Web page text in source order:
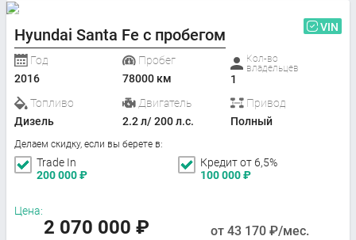
Hyundai Santa Fe с пробегом VIN
Год
2016
Пробег
78000 км
Кол-во
владельцев
1
Топливо
Дизель
Двигатель
2.2 л/ 200 л.с.
Привод
Полный
Делаем скидку, если вы берете в:
Trade In
200 000₽
Кредит от 6,5%
100 000₽
Цена:
2 070 000 ₽ от 43 170 ₽/мес.